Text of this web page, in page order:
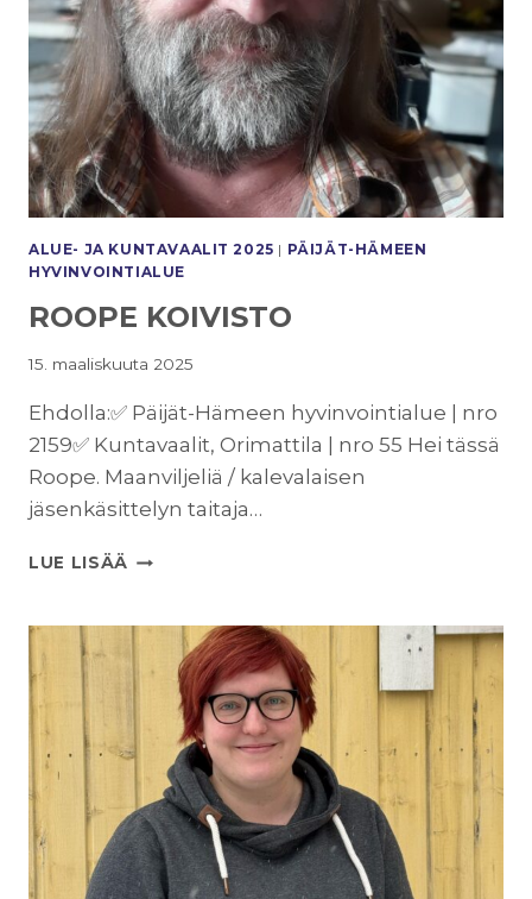
ALUE- JA KUNTAVAALIT 2025 | PÄIJÄT-HÄMEEN
HYVINVOINTIALUE
ROOPE KOIVISTO
15. maaliskuuta 2025
Ehdolla:✅ Päijät-Hämeen hyvinvointialue | nro
2159✅ Kuntavaalit, Orimattila | nro 55 Hei tässä
Roope. Maanviljeliä / kalevalaisen
jäsenkäsittelyn taitaja…
LUE LISÄÄ ROOPE